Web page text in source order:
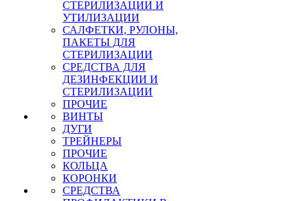
СТЕРИЛИЗАЦИИ И
УТИЛИЗАЦИИ
САЛФЕТКИ, РУЛОНЫ,
ПАКЕТЫ ДЛЯ
СТЕРИЛИЗАЦИИ
СРЕДСТВА ДЛЯ
ДЕЗИНФЕКЦИИ И
СТЕРИЛИЗАЦИИ
ПРОЧИЕ
ВИНТЫ
ДУГИ
ТРЕЙНЕРЫ
ПРОЧИЕ
КОЛЬЦА
КОРОНКИ
СРЕДСТВА